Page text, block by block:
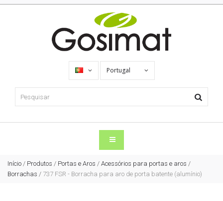
Portugal
Início / Produtos / Portas e Aros / Acessórios para portas e aros /
Borrachas / 737 FSR - Borracha para aro de porta batente (alumínio)